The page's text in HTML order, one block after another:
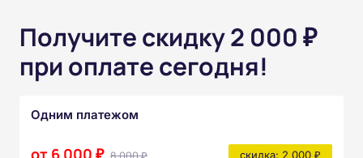
Получите скидку 2 000 ₽
при оплате сегодня!
Одним платежом
скидка: 2 000 ₽